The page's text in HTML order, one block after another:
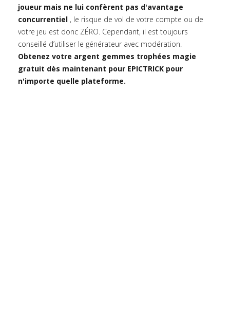
joueur mais ne lui confèrent pas d'avantage
concurrentiel , le risque de vol de votre compte ou de
votre jeu est donc ZÉRO. Cependant, il est toujours
conseillé d’utiliser le générateur avec modération.
Obtenez votre argent gemmes trophées magie
gratuit dès maintenant pour EPICTRICK pour
n'importe quelle plateforme.